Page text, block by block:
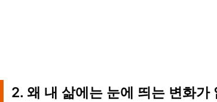
2. 왜 내 삶에는 눈에 띄는 변화가